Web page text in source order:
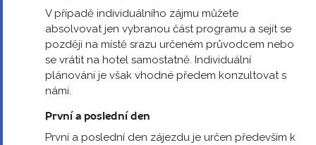
V případě individuálního zájmu můžete
absolvovat jen vybranou část programu a sejít se
později na místě srazu určeném průvodcem nebo
se vrátit na hotel samostatně. Individuální
plánování je však vhodné předem konzultovat s
námi.
První a poslední den
První a poslední den zájezdu je určen především k